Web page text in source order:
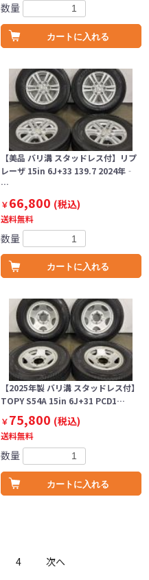
数量
カートに入れる
【美品 バリ溝 スタッドレス付】リプ
レーザ 15in 6J+33 139.7 2024年‐
…
￥66,800 (税込)
送料無料
数量
カートに入れる
【2025年製 バリ溝 スタッドレス付】
TOPY S54A 15in 6J+31 PCD1…
￥75,800 (税込)
送料無料
数量
カートに入れる
4 次へ